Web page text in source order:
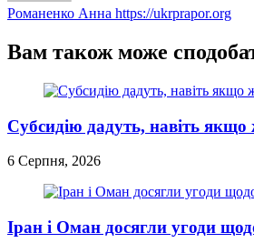
Романенко Анна https://ukrprapor.org
Вам також може
Субсидію дадуть, навіть
6 Серпня, 2026
Іран і Оман досягли угоди